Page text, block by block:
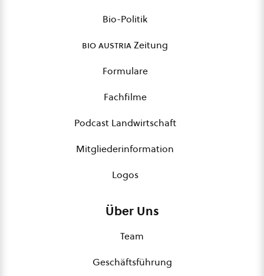
Bio-Politik
bio austriaZeitung
Formulare
Fachfilme
Podcast Landwirtschaft
Mitgliederinformation
Logos
Über Uns
Team
Geschäftsführung